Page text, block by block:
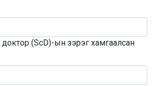
(ScD)-ын зэрэг хамгаалсан